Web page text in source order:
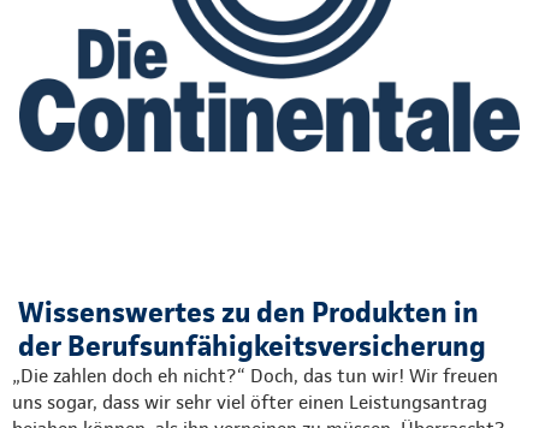
Wissenswertes zu den Produkten in
der Berufsunfähigkeitsversicherung
„Die zahlen doch eh nicht?“ Doch, das tun wir! Wir freuen
uns sogar, dass wir sehr viel öfter einen Leistungsantrag